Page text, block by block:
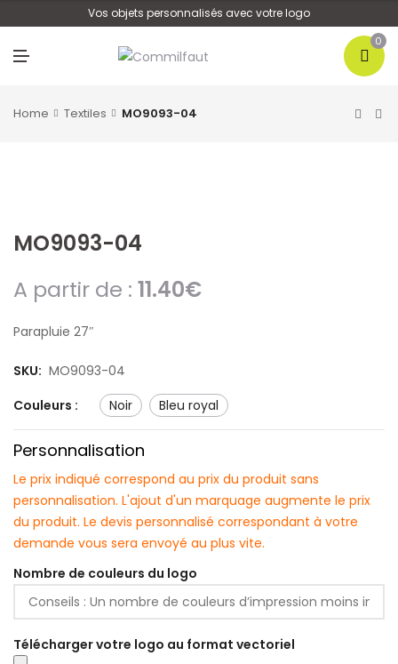
Vos objets personnalisés avec votre logo
0
Home Textiles MO9093-04
MO9093-04
A partir de : 11.40€
Parapluie 27″
SKU: MO9093-04
Couleurs :
noir bleu royal
Personnalisation
Le prix indiqué correspond au prix du produit sans
personnalisation. L'ajout d'un marquage augmente le prix
du produit. Le devis personnalisé correspondant à votre
demande vous sera envoyé au plus vite.
Nombre de couleurs du logo
Télécharger votre logo au format vectoriel